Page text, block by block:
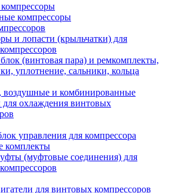
компрессоры
и лопасти (крыльчатки) для
(винтовая пара) и ремкомплекты,
уплотнение, сальники, кольца
воздушные и комбинированные
для охлаждения винтовых
управления для компрессора
комплекты
(муфтовые соединения) для
для винтовых компрессоров